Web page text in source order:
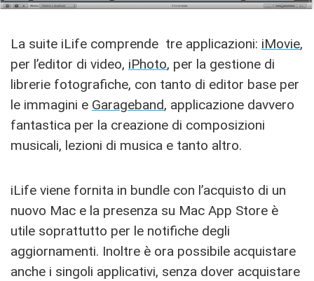
La suite iLife comprende tre applicazioni: iMovie,
per l’editor di video, iPhoto, per la gestione di
librerie fotografiche, con tanto di editor base per
le immagini e Garageband, applicazione davvero
fantastica per la creazione di composizioni
musicali, lezioni di musica e tanto altro.
iLife viene fornita in bundle con l’acquisto di un
nuovo Mac e la presenza su Mac App Store è
utile soprattutto per le notifiche degli
aggiornamenti. Inoltre è ora possibile acquistare
anche i singoli applicativi, senza dover acquistare